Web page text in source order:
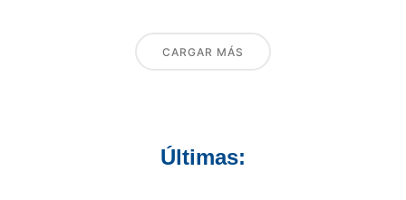
CARGAR MÁS
Últimas: